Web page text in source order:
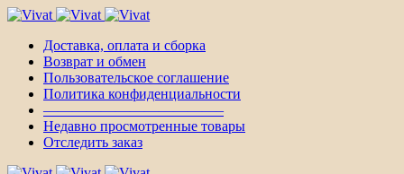
Доставка, оплата и сборка
Возврат и обмен
Пользовательское соглашение
Политика конфиденциальности
————————————–
Недавно просмотренные товары
Отследить заказ